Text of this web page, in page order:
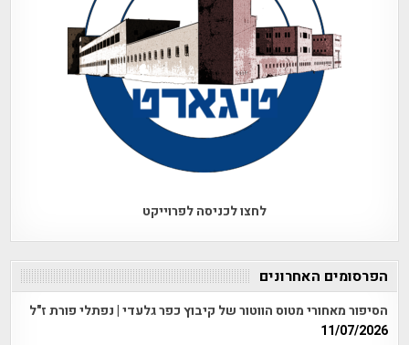
לחצו לכניסה לפרוייקט
הפרסומים האחרונים
הסיפור מאחורי מטוס הווטור של קיבוץ כפר גלעדי | נפתלי פורת ז"ל
11/07/2026